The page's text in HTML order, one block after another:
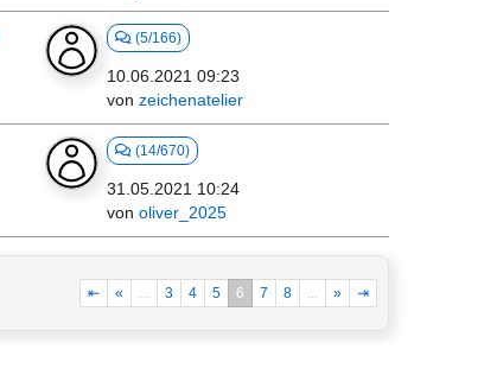
(5/166)
10.06.2021 09:23
von zeichenatelier
(14/670)
31.05.2021 10:24
von oliver_2025
⇤ « ... 3 4 5 6 7 8 ... » ⇥